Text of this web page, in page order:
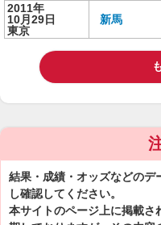
2011年
10月29日
東京
新馬
結果・成績・オッズなどのデ
し確認してください。
本サイトのページ上に掲載さ